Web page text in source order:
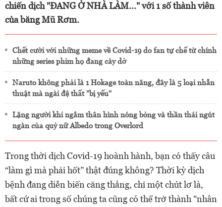
chiến dịch "ĐANG Ở NHÀ LÀM..." với 1 số thành viên
của băng Mũ Rơm.
Chết cười với những meme về Covid-19 do fan tự chế từ chính
những series phim họ đang cày dở
Naruto không phải là 1 Hokage toàn năng, đây là 5 loại nhẫn
thuật mà ngài đệ thất "bị yếu"
Lặng người khi ngắm thân hình nóng bỏng và thần thái ngút
ngàn của quỷ nữ Albedo trong Overlord
Trong thời dịch Covid-19 hoành hành, bạn có thấy câu
“làm gì mà phải hốt” thật đúng không? Thời kỳ dịch
bệnh đang diễn biến căng thẳng, chỉ một chút lơ là,
bất cứ ai trong số chúng ta cũng có thể trở thành "nhân